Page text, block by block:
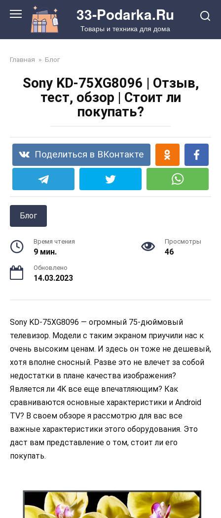
контенту
33-Podarka.Ru
Товары и техника для дома
Главная » Блог
Sony KD-75XG8096 | Отзыв,
тест, обзор | Стоит ли
покупать?
Поделиться в ВКонтакте
Блог
Время чтения
9 мин.
Просмотры
46
Обновлено
14.03.2023
Sony KD-75XG8096 — огромный 75-дюймовый
телевизор. Модели с таким экраном приучили нас к
очень высоким ценам. И здесь он тоже не дешевый,
хотя вполне сносный. Разве это не влечет за собой
недостатки в плане качества изображения?
Является ли 4K все еще впечатляющим? Как
сравниваются основные характеристики и Android
TV? В своем обзоре я рассмотрю для вас все
важные характеристики этого оборудования. Это
даст вам представление о том, стоит ли его
покупать.